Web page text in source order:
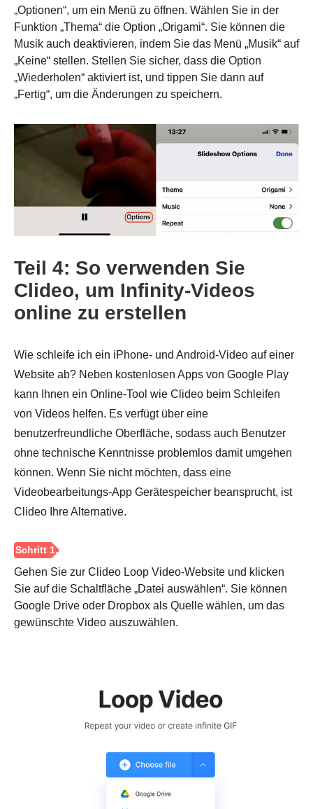
„Optionen“, um ein Menü zu öffnen. Wählen Sie in der
Funktion „Thema“ die Option „Origami“. Sie können die
Musik auch deaktivieren, indem Sie das Menü „Musik“ auf
„Keine“ stellen. Stellen Sie sicher, dass die Option
„Wiederholen“ aktiviert ist, und tippen Sie dann auf
„Fertig“, um die Änderungen zu speichern.
Teil 4: So verwenden Sie
Clideo, um Infinity-Videos
online zu erstellen
Wie schleife ich ein iPhone- und Android-Video auf einer
Website ab? Neben kostenlosen Apps von Google Play
kann Ihnen ein Online-Tool wie Clideo beim Schleifen
von Videos helfen. Es verfügt über eine
benutzerfreundliche Oberfläche, sodass auch Benutzer
ohne technische Kenntnisse problemlos damit umgehen
können. Wenn Sie nicht möchten, dass eine
Videobearbeitungs-App Gerätespeicher beansprucht, ist
Clideo Ihre Alternative.
Gehen Sie zur Clideo Loop Video-Website und klicken
Sie auf die Schaltfläche „Datei auswählen“. Sie können
Google Drive oder Dropbox als Quelle wählen, um das
gewünschte Video auszuwählen.